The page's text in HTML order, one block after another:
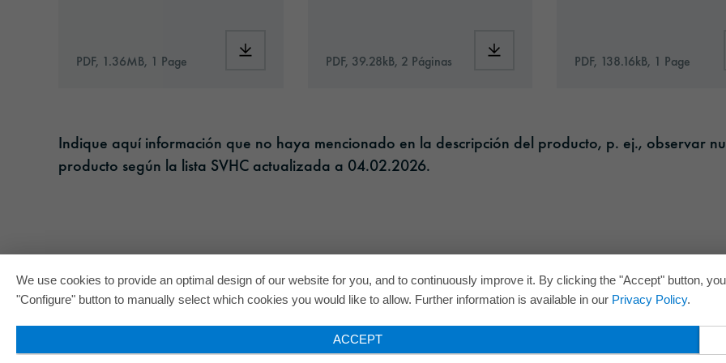
PDF, 1.36MB, 1 Page Download: oraflex-11826-eu-en.pdf
PDF, 39.28kB, 2 Páginas Download: PDF, 138.16kB, 1 Page
Indique aquí información que no haya mencionado en la descripción del producto, p. ej., observar
producto según la lista SVHC actualizada a 04.02.2026.​
We use cookies to provide an optimal design of our website for you, and to continuously improve it. By clicking the "Accept" button,
"Configure" button to manually select which cookies you would like to allow. Further information is available in our Privacy Policy.
ACCEPT